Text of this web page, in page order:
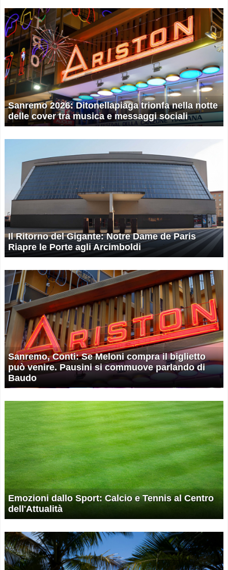
Sanremo 2026: Ditonellapiaga trionfa nella notte
delle cover tra musica e messaggi sociali
Il Ritorno del Gigante: Notre Dame de Paris
Riapre le Porte agli Arcimboldi
Sanremo, Conti: Se Meloni compra il biglietto
può venire. Pausini si commuove parlando di
Baudo
Emozioni dallo Sport: Calcio e Tennis al Centro
dell'Attualità